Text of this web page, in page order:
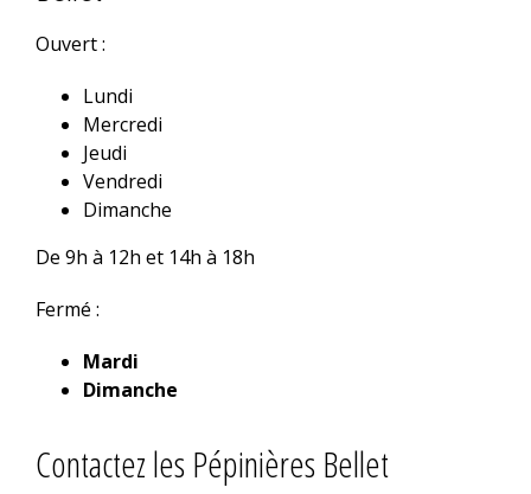
Ouvert :
Lundi
Mercredi
Jeudi
Vendredi
Dimanche
De 9h à 12h et 14h à 18h
Fermé :
Mardi
Dimanche
Contactez les Pépinières Bellet